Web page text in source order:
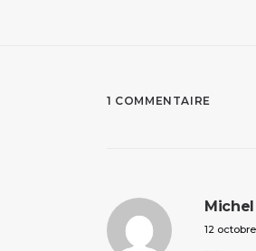
1 COMMENTAIRE
12